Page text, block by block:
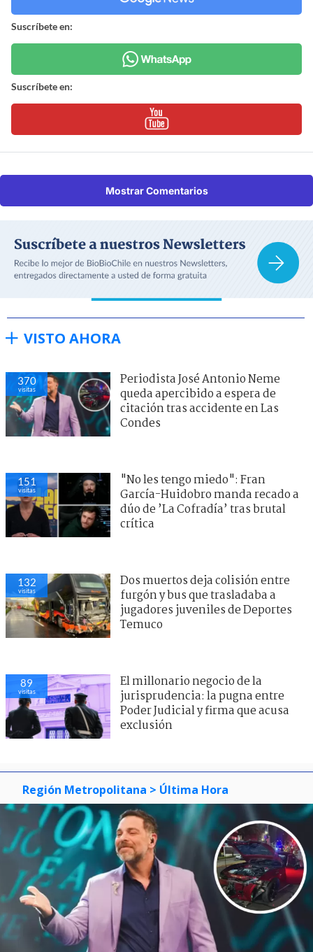
Suscríbete en:
Suscríbete en:
Mostrar Comentarios
VISTO AHORA
370
visitas
Periodista José Antonio Neme
queda apercibido a espera de
citación tras accidente en Las
Condes
151
visitas
"No les tengo miedo": Fran
García-Huidobro manda recado a
dúo de ’La Cofradía’ tras brutal
crítica
132
visitas
Dos muertos deja colisión entre
furgón y bus que trasladaba a
jugadores juveniles de Deportes
Temuco
89
visitas
El millonario negocio de la
jurisprudencia: la pugna entre
Poder Judicial y firma que acusa
exclusión
Región Metropolitana > Última Hora